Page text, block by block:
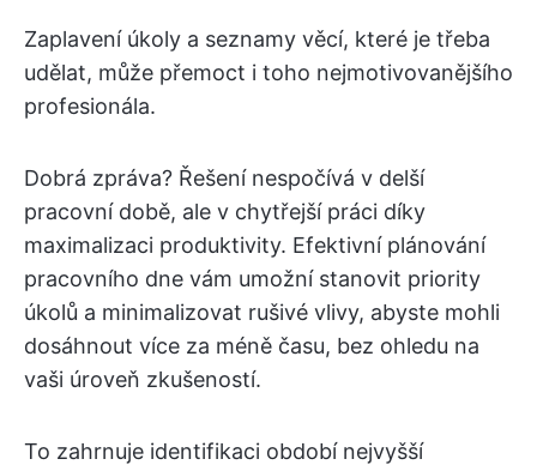
Zaplavení úkoly a seznamy věcí, které je třeba
udělat, může přemoct i toho nejmotivovanějšího
profesionála.
Dobrá zpráva? Řešení nespočívá v delší
pracovní době, ale v chytřejší práci díky
maximalizaci produktivity. Efektivní plánování
pracovního dne vám umožní stanovit priority
úkolů a minimalizovat rušivé vlivy, abyste mohli
dosáhnout více za méně času, bez ohledu na
vaši úroveň zkušeností.
To zahrnuje identifikaci období nejvyšší